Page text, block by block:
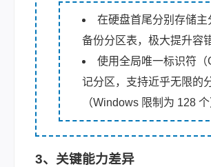
在硬盘首尾分别存储主
备份分区表，极大提升容
使用全局唯一标识符（
记分区，支持近乎无限的
（Windows 限制为 128 个
3、关键能力差异